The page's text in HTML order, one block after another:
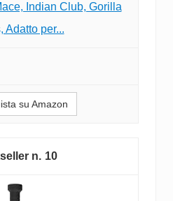
Indian Club, Gorilla
Adatto per...
su Amazon
10